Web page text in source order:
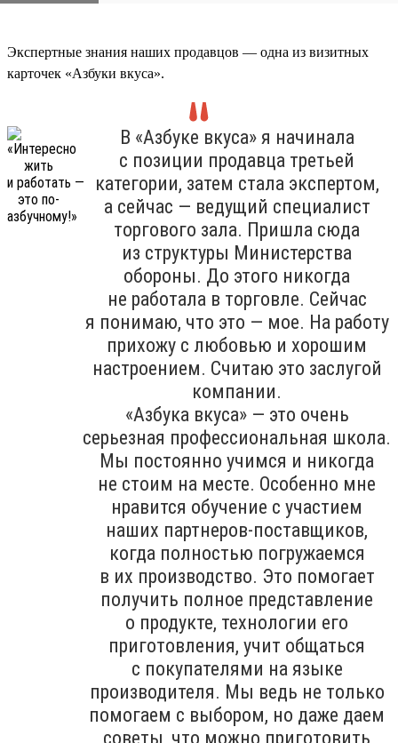
Экспертные знания наших продавцов — одна из визитных
карточек «Азбуки вкуса».
В «Азбуке вкуса» я начинала
с позиции продавца третьей
категории, затем стала экспертом,
а сейчас — ведущий специалист
торгового зала. Пришла сюда
из структуры Министерства
обороны. До этого никогда
не работала в торговле. Сейчас
я понимаю, что это — мое. На работу
прихожу с любовью и хорошим
настроением. Считаю это заслугой
компании.
«Азбука вкуса» — это очень
серьезная профессиональная школа.
Мы постоянно учимся и никогда
не стоим на месте. Особенно мне
нравится обучение с участием
наших партнеров-поставщиков,
когда полностью погружаемся
в их производство. Это помогает
получить полное представление
о продукте, технологии его
приготовления, учит общаться
с покупателями на языке
производителя. Мы ведь не только
помогаем с выбором, но даже даем
советы, что можно приготовить